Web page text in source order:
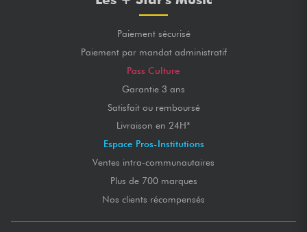
Paiement sécurisé
Paiement par mandat administratif
Pass Culture
Garantie 3 ans
Satisfait ou remboursé
Livraison en 24H*
Espace Pros-Institutions
Ventes intra-communautaires
Plus de 700 marques
Nos clients récompensés